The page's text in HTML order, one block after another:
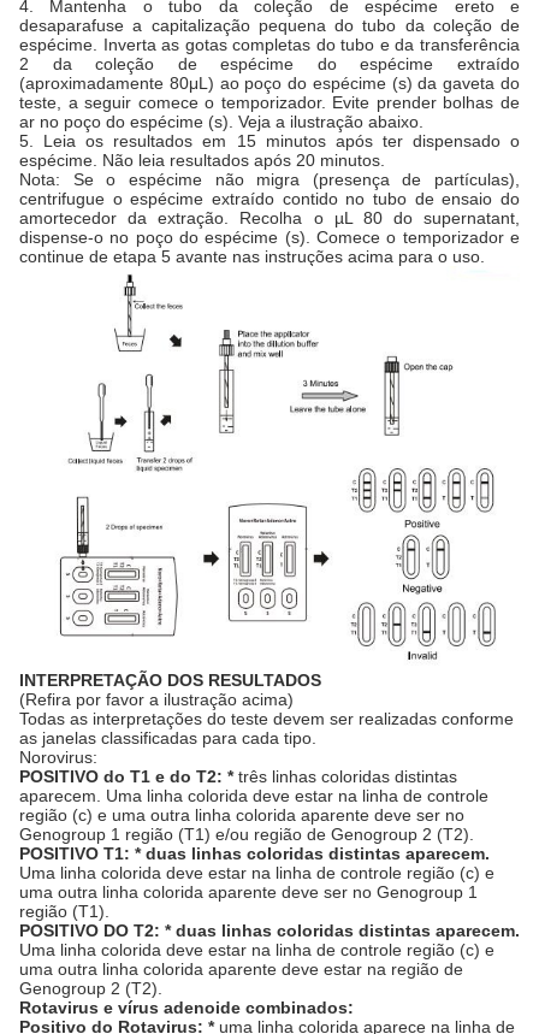
4. Mantenha o tubo da coleção de espécime ereto e
desaparafuse a capitalização pequena do tubo da coleção de
espécime. Inverta as gotas completas do tubo e da transferência
2 da coleção de espécime do espécime extraído
(aproximadamente 80μL) ao poço do espécime (s) da gaveta do
teste, a seguir comece o temporizador. Evite prender bolhas de
ar no poço do espécime (s). Veja a ilustração abaixo.
5. Leia os resultados em 15 minutos após ter dispensado o
espécime. Não leia resultados após 20 minutos.
Nota: Se o espécime não migra (presença de partículas),
centrifugue o espécime extraído contido no tubo de ensaio do
amortecedor da extração. Recolha o µL 80 do supernatant,
dispense-o no poço do espécime (s). Comece o temporizador e
continue de etapa 5 avante nas instruções acima para o uso.
INTERPRETAÇÃO DOS RESULTADOS
(Refira por favor a ilustração acima)
Todas as interpretações do teste devem ser realizadas conforme
as janelas classificadas para cada tipo.
Norovirus:
POSITIVO do T1 e do T2: *três linhas coloridas distintas
aparecem. Uma linha colorida deve estar na linha de controle
região (c) e uma outra linha colorida aparente deve ser no
Genogroup 1 região (T1) e/ou região de Genogroup 2 (T2).
POSITIVO T1: * duas linhas coloridas distintas aparecem.
Uma linha colorida deve estar na linha de controle região (c) e
uma outra linha colorida aparente deve ser no Genogroup 1
região (T1).
POSITIVO DO T2: * duas linhas coloridas distintas aparecem.
Uma linha colorida deve estar na linha de controle região (c) e
uma outra linha colorida aparente deve estar na região de
Genogroup 2 (T2).
Rotavirus e vírus adenoide combinados:
Positivo do Rotavirus: *uma linha colorida aparece na linha de